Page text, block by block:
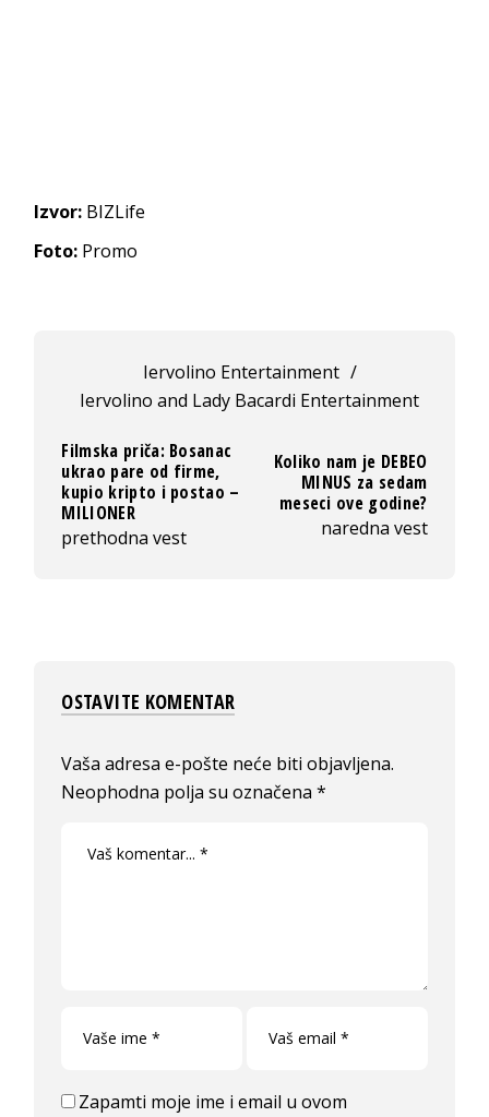
Izvor: BIZLife
Foto: Promo
Iervolino Entertainment /
Iervolino and Lady Bacardi Entertainment
Filmska priča: Bosanac
ukrao pare od firme,
kupio kripto i postao –
MILIONER
prethodna vest
Koliko nam je DEBEO
MINUS za sedam
meseci ove godine?
naredna vest
OSTAVITE KOMENTAR
Vaša adresa e-pošte neće biti objavljena.
Neophodna polja su označena*
Zapamti moje ime i email u ovom